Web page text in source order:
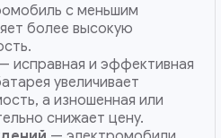
с меньшим
более высокую
исправная и эффективная
увеличивает
а изношенная или
снижает цену.